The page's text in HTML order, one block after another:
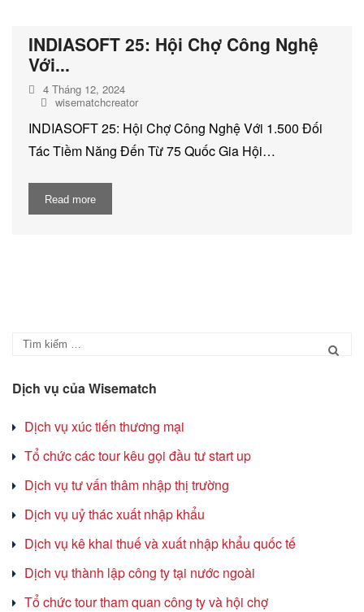
INDIASOFT 25: Hội Chợ Công Nghệ
Với...
4 Tháng 12, 2024
wisematchcreator
INDIASOFT 25: Hội Chợ Công Nghệ Với 1.500 Đối
Tác Tiềm Năng Đến Từ 75 Quốc Gia Hội…
Read more
Dịch vụ của Wisematch
Dịch vụ xúc tiến thương mại
Tổ chức các tour kêu gọi đầu tư start up
Dịch vụ tư vấn thâm nhập thị trường
Dịch vụ uỷ thác xuất nhập khẩu
Dịch vụ kê khai thuế và xuất nhập khẩu quốc tế
Dịch vụ thành lập công ty tại nước ngoài
Tổ chức tour tham quan công ty và hội chợ